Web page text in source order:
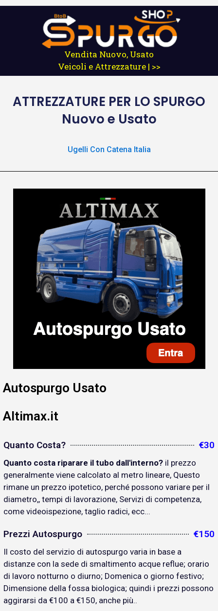
Vendita Nuovo, Usato
Veicoli e Attrezzature | >>
ATTREZZATURE PER LO SPURGO
Nuovo e Usato
Ugelli Con Catena Italia
Autospurgo Usato
Altimax.it
Quanto Costa? €30
Quanto costa riparare il tubo dall'interno? il prezzo
generalmente viene calcolato al metro lineare, Questo
rimane un prezzo ipotetico, perché possono variare per il
diametro,, tempi di lavorazione, Servizi di competenza,
come videoispezione, taglio radici, ecc...
Prezzi Autospurgo €150
Il costo del servizio di autospurgo varia in base a
distanze con la sede di smaltimento acque reflue; orario
di lavoro notturno o diurno; Domenica o giorno festivo;
Dimensione della fossa biologica; quindi i prezzi possono
aggirarsi da €100 a €150, anche più..